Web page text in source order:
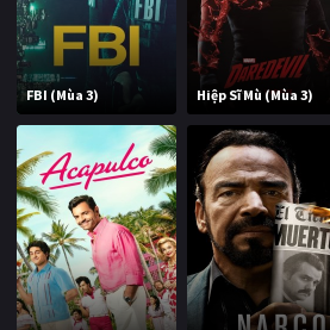
FBI (Mùa 3) Hiệp Sĩ Mù (Mùa 3)